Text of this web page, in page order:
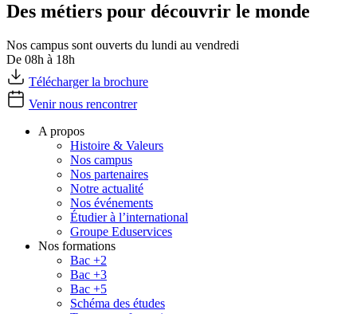
Des métiers pour découvrir le monde
Nos campus sont ouverts du lundi au vendredi
De 08h à 18h
Télécharger la brochure
Venir nous rencontrer
A propos
Histoire & Valeurs
Nos campus
Nos partenaires
Notre actualité
Nos événements
Étudier à l’international
Groupe Eduservices
Nos formations
Bac +2
Bac +3
Bac +5
Schéma des études